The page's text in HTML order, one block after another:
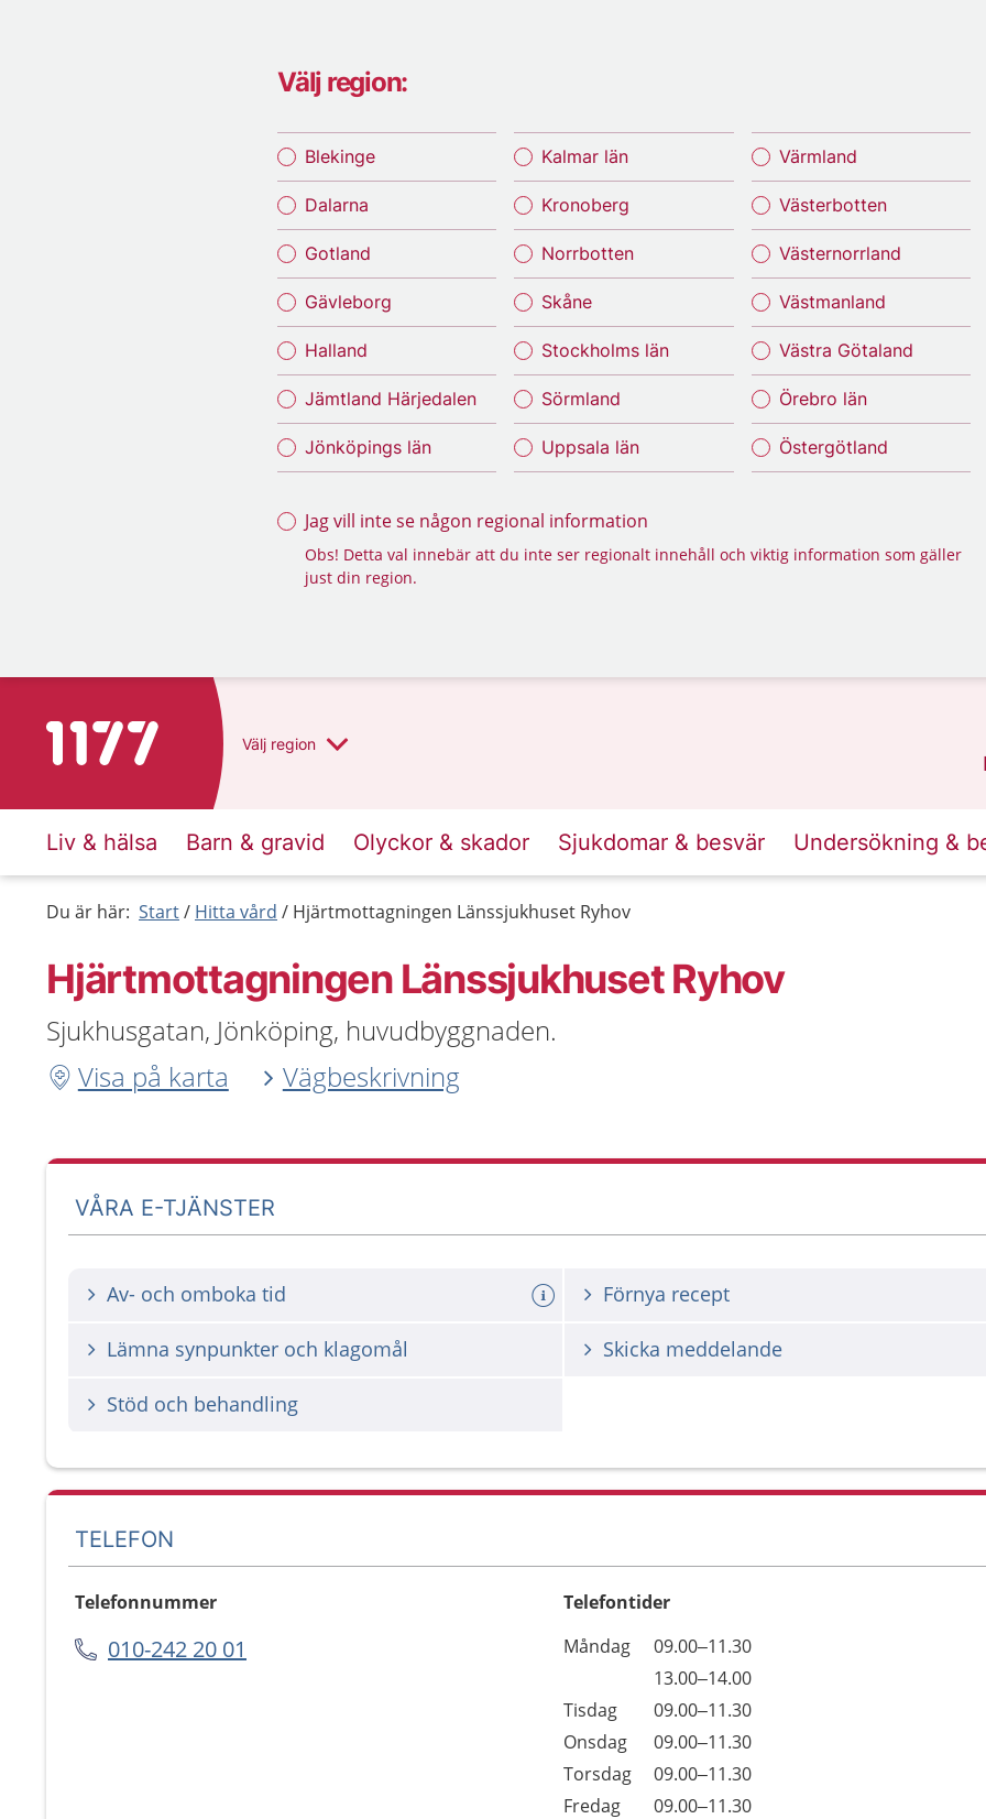
Välj region:
Blekinge
Dalarna
Gotland
Gävleborg
Halland
Jämtland Härjedalen
Jönköpings län
Kalmar län
Kronoberg
Norrbotten
Skåne
Stockholms län
Sörmland
Uppsala län
Värmland
Västerbotten
Västernorrland
Västmanland
Västra Götaland
Örebro län
Östergötland
Jag vill inte se någon regional information
Obs! Detta val innebär att du inte ser regionalt innehåll och viktig information som gäller
just din region.
Till startsidan för 1177 Välj region
Liv & hälsa Barn & gravid Olyckor & skador Sjukdomar & besvär Undersökning &
Du är här: Start Hitta vård Hjärtmottagningen Länssjukhuset Ryhov
Hjärtmottagningen Länssjukhuset Ryhov
Sjukhusgatan, Jönköping, huvudbyggnaden.
Visa på karta
Vägbeskrivning
VÅRA E-TJÄNSTER
Av- och omboka tid Förnya recept
Lämna synpunkter och klagomål Skicka meddelande
Stöd och behandling
TELEFON
Telefonnummer
010-242 20 01
Telefontider
Dag
Öppettider
Kommentarer
Måndag
09.00–11.30
13.00–14.00
Tisdag
09.00–11.30
Onsdag
09.00–11.30
Torsdag
09.00–11.30
Fredag
09.00–11.30